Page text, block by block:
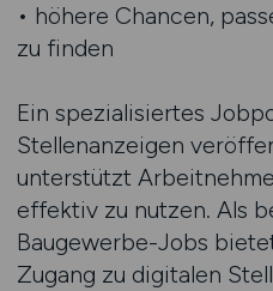
• höhere Chancen,
zu finden
Ein spezialisiertes
Stellenanzeigen
unterstützt
effektiv zu nutzen. Als
Baugewerbe-Jobs
Zugang zu digitalen